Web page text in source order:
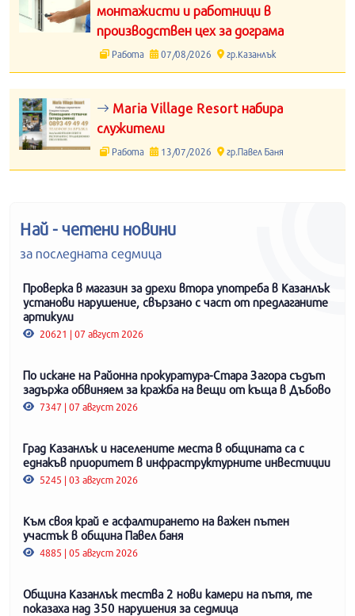
монтажисти и работници в
производствен цех за дограма
Работа 07/08/2026 гр.Казанлък
Maria Village Resort набира
служители
Работа 13/07/2026 гр.Павел Баня
Най - четени новини
за последната седмица
Проверка в магазин за дрехи втора употреба в Казанлък
установи нарушение, свързано с част от предлаганите
артикули
20621 | 07 август 2026
По искане на Районна прокуратура-Стара Загора съдът
задържа обвиняем за кражба на вещи от къща в Дъбово
7347 | 07 август 2026
Град Казанлък и населените места в общината са с
еднакъв приоритет в инфраструктурните инвестиции
5245 | 03 август 2026
Към своя край е асфалтирането на важен пътен
участък в община Павел баня
4885 | 05 август 2026
Община Казанлък тества 2 нови камери на пътя, те
показаха над 350 нарушения за седмица